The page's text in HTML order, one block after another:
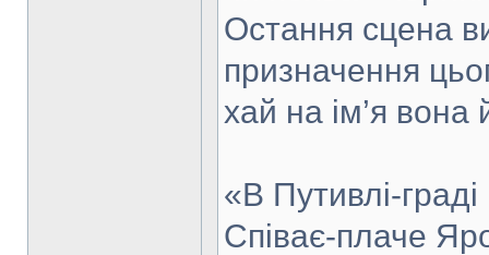
Остання сцена
призначення
хай на ім’я вона
«В Путивлі-
Співає-плаче